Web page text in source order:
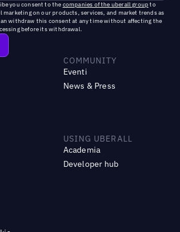
you consent to the companies of the uberall groupto
marketing on our products, services, and market trends as
withdraw this consent at any time without affecting the
before its withdrawal.
COMMUNITY
Eventi
News & Press
USING UBERALL
Academia
Developer hub